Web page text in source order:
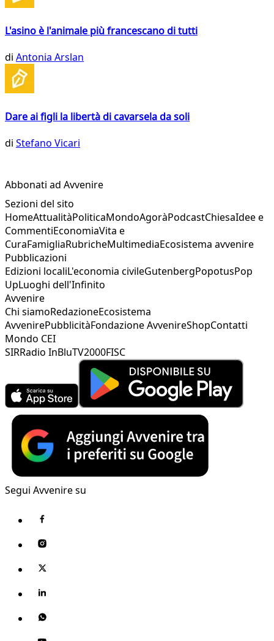
L'asino è l'animale più francescano di tutti
di Antonia Arslan
Dare ai figli la libertà di cavarsela da soli
di Stefano Vicari
Abbonati ad Avvenire
Sezioni del sito
HomeAttualitàPoliticaMondoAgoràPodcastChiesaIdee e
CommentiEconomiaVita e
CuraFamigliaRubricheMultimediaEcosistema avvenire
Pubblicazioni
Edizioni localiL'economia civileGutenbergPopotusPop
UpLuoghi dell'Infinito
Avvenire
Chi siamoRedazioneEcosistema
AvvenirePubblicitàFondazione AvvenireShopContatti
Mondo CEI
SIRRadio InBluTV2000FISC
Segui Avvenire su